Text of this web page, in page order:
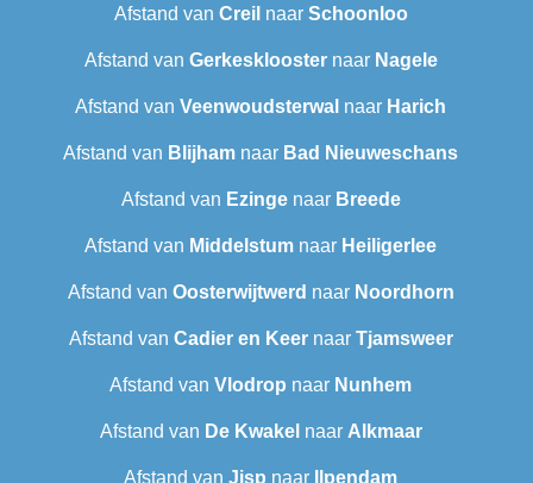
Afstand van Creil naar Schoonloo
Afstand van Gerkeskloosternaar Nagele
Afstand van Veenwoudsterwal naar Harich
Afstand van Blijham naar Bad Nieuweschans
Afstand van Ezingenaar Breede
Afstand van Middelstum naar Heiligerlee
Afstand van Oosterwijtwerd naar Noordhorn
Afstand van Cadier en Keernaar Tjamsweer
Afstand van Vlodrop naar Nunhem
Afstand van De Kwakel naar Alkmaar
Afstand van Jisp naar Ilpendam